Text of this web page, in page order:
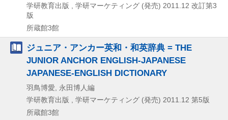
学研教育出版 , 学研マーケティング (発売) 2011.12 改訂第3
版
所蔵館3館
ジュニア・アンカー英和・和英辞典 = THE
JUNIOR ANCHOR ENGLISH-JAPANESE
JAPANESE-ENGLISH DICTIONARY
羽鳥博愛, 永田博人編
学研教育出版 , 学研マーケティング (発売) 2011.12 第5版
所蔵館3館